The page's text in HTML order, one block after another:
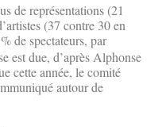
de représentations (21
(37 contre 30 en
de spectateurs, par
est due, d’après Alphonse
cette année, le comité
autour de